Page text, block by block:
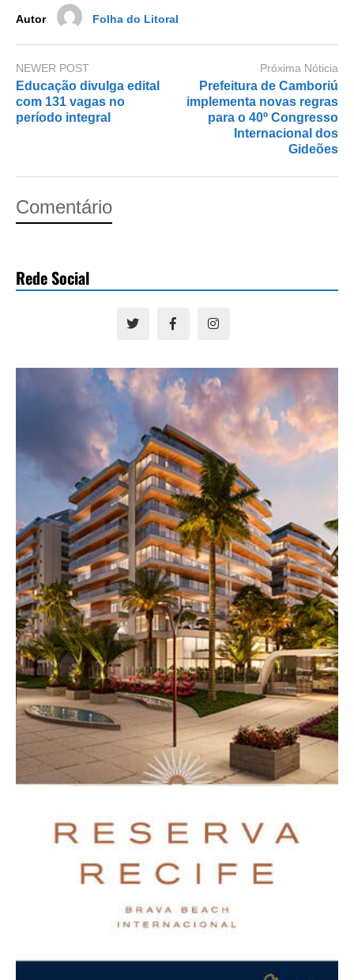
Autor Folha do Litoral
NEWER POST
Educação divulga edital
com 131 vagas no
período integral
Próxima Nóticia
Prefeitura de Camboriú
implementa novas regras
para o 40º Congresso
Internacional dos
Gideões
Comentário
Rede Social